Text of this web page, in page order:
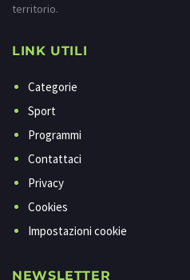
territorio.
LINK UTILI
Categorie
Sport
Programmi
Contattaci
Privacy
Cookies
Impostazioni cookie
NEWSLETTER